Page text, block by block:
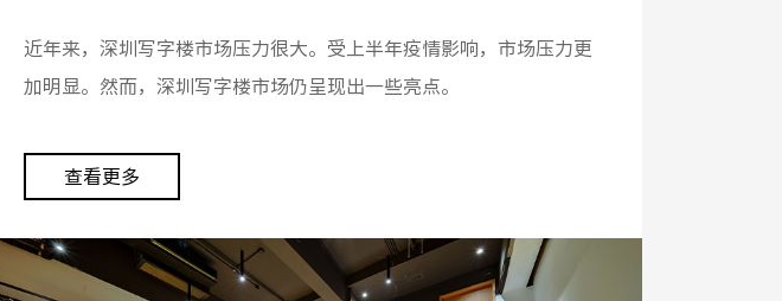
近年来，深圳写字楼市场压力很大。受上半年疫情影响，市场压力更
加明显。然而，深圳写字楼市场仍呈现出一些亮点。
查看更多